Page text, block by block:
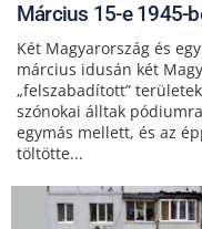
Március 15-e 1945-
Két Magyarország és
március idusán két
„felszabadított”
szónokai álltak
egymás mellett, és az
töltötte...